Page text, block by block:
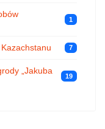
1
7
„Jakuba
19